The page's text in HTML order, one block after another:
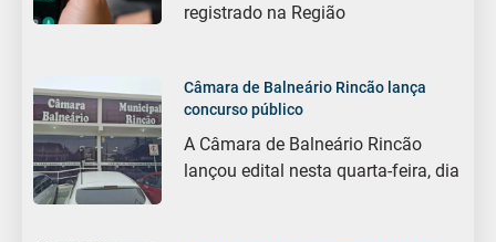
registrado na Região
Câmara de Balneário Rincão lança
concurso público
A Câmara de Balneário Rincão
lançou edital nesta quarta-feira, dia